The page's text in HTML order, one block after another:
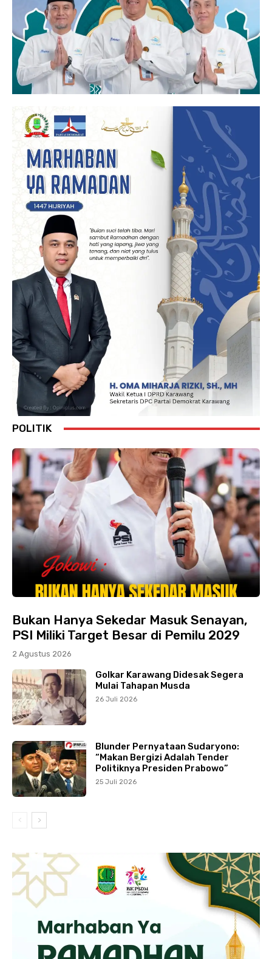
POLITIK
Bukan Hanya Sekedar Masuk Senayan,
PSI Miliki Target Besar di Pemilu 2029
2 Agustus 2026
Golkar Karawang Didesak Segera
Mulai Tahapan Musda
26 Juli 2026
Blunder Pernyataan Sudaryono:
“Makan Bergizi Adalah Tender
Politiknya Presiden Prabowo”
25 Juli 2026